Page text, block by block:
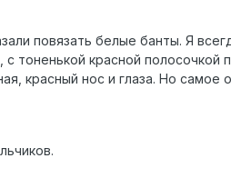
повязать белые банты. Я
тоненькой красной полосочкой
красный нос и глаза. Но самое